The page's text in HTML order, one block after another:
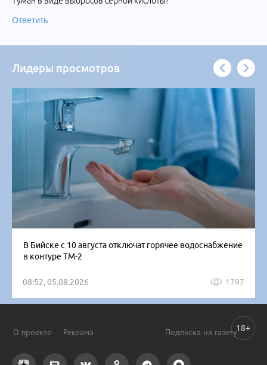
Ответить
Лидеры просмотров
В Бийске с 10 августа отключат горячее водоснабжение
в контуре ТМ-2
08:52, 05.08.2026 1797
О проекте Реклама Подписка на газету18+